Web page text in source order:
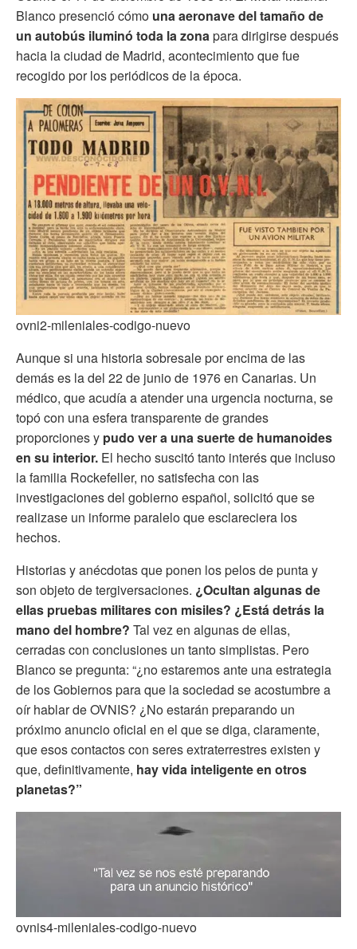
Blanco presenció cómo una aeronave del tamaño de
un autobús iluminó toda la zonapara dirigirse después
hacia la ciudad de Madrid, acontecimiento que fue
recogido por los periódicos de la época.
ovni2-mileniales-codigo-nuevo
Aunque si una historia sobresale por encima de las
demás es la del 22 de junio de 1976 en Canarias. Un
médico, que acudía a atender una urgencia nocturna, se
topó con una esfera transparente de grandes
proporciones y pudo ver a una suerte de humanoides
en su interior. El hecho suscitó tanto interés que incluso
la familia Rockefeller, no satisfecha con las
investigaciones del gobierno español, solicitó que se
realizase un informe paralelo que esclareciera los
hechos.
Historias y anécdotas que ponen los pelos de punta y
son objeto de tergiversaciones. ¿Ocultan algunas de
ellas pruebas militares con misiles? ¿Está detrás la
mano del hombre? Tal vez en algunas de ellas,
cerradas con conclusiones un tanto simplistas. Pero
Blanco se pregunta: “¿no estaremos ante una estrategia
de los Gobiernos para que la sociedad se acostumbre a
oír hablar de OVNIS? ¿No estarán preparando un
próximo anuncio oficial en el que se diga, claramente,
que esos contactos con seres extraterrestres existen y
que, definitivamente, hay vida inteligente en otros
planetas?”
ovnis4-mileniales-codigo-nuevo